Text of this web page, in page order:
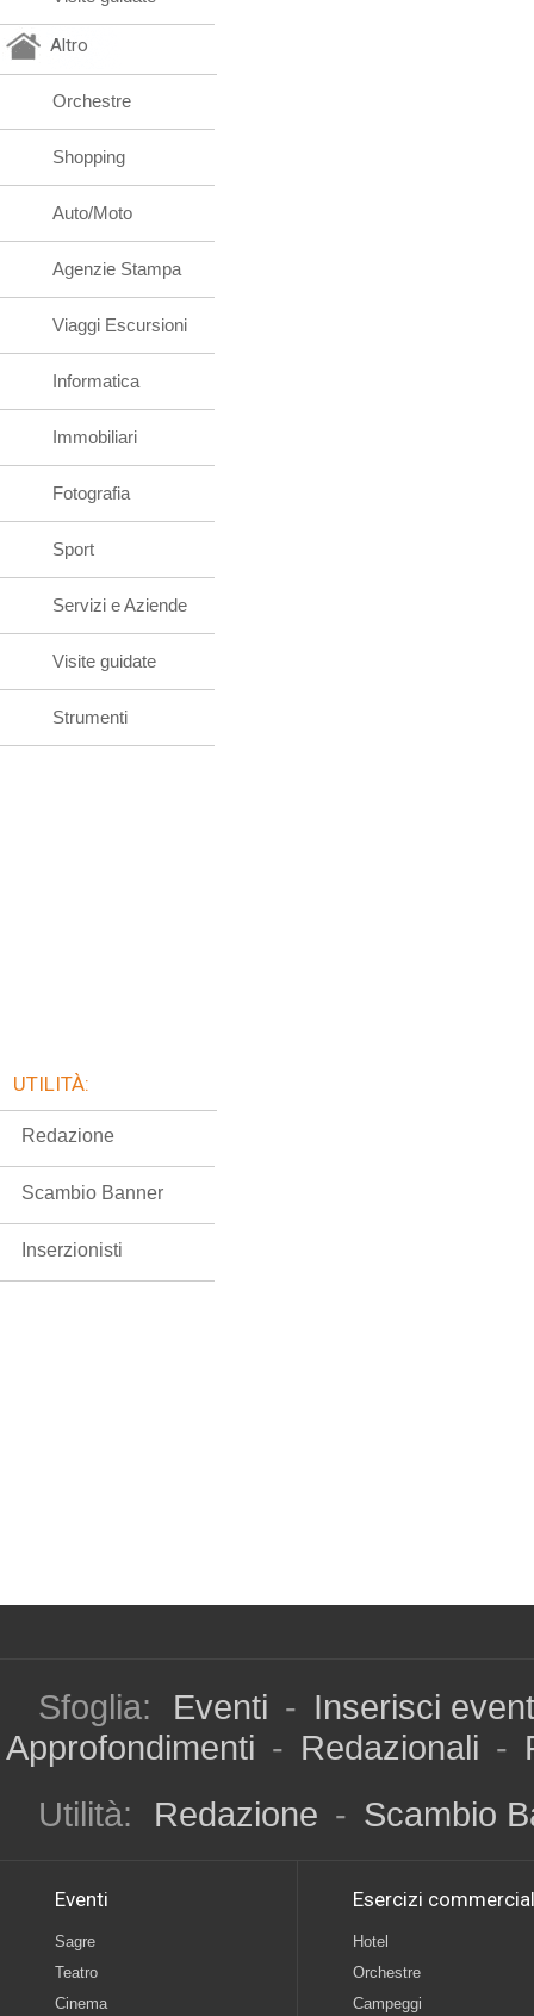
Altro
Orchestre
Shopping
Auto/Moto
Agenzie Stampa
Viaggi Escursioni
Informatica
Immobiliari
Fotografia
Sport
Servizi e Aziende
Visite guidate
Strumenti
UTILITÀ:
Redazione
Scambio Banner
Inserzionisti
Sfoglia: Eventi - Inserisci
Approfondimenti - Redazionali -
Utilità:
Redazione - Scambio
Eventi
Sagre
Teatro
Cinema
Esercizi
Hotel
Orchestre
Campeggi